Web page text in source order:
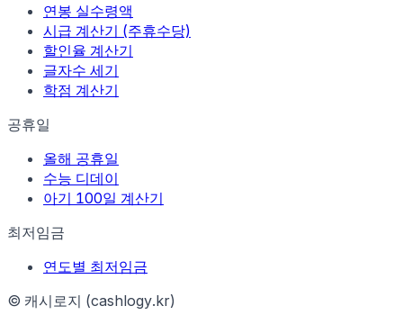
연봉 실수령액
시급 계산기 (주휴수당)
할인율 계산기
글자수 세기
학점 계산기
공휴일
올해 공휴일
수능 디데이
아기 100일 계산기
최저임금
연도별 최저임금
© 캐시로지 (cashlogy.kr)